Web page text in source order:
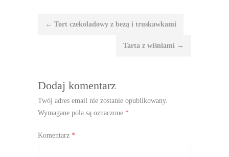
Nawigacja
← Tort czekoladowy z bezą i truskawkami
Tarta z wiśniami →
Dodaj komentarz
Twój adres email nie zostanie opublikowany.
Wymagane pola są oznaczone *
Komentarz *